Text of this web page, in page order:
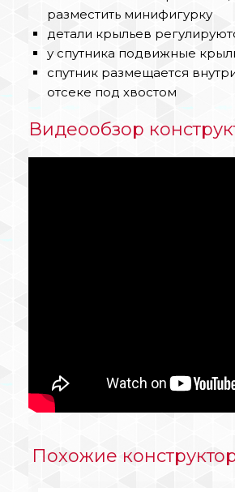
разместить минифигурку
детали крыльев
у спутника подвижные
спутник размещается
отсеке под хвостом
Видеообзор
Похожие